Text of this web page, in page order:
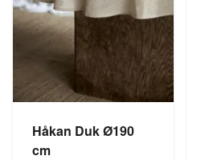
Håkan Duk Ø190
cm